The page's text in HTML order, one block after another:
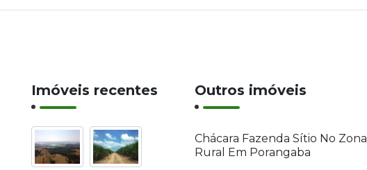
Imóveis recentes Outros imóveis
Chácara Fazenda Sítio No Zona
Rural Em Porangaba